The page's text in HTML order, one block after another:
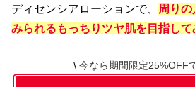
ディセンシアローションで、
周りの
みられるもっちりツヤ肌を目指して
今なら期間限定25%OFF